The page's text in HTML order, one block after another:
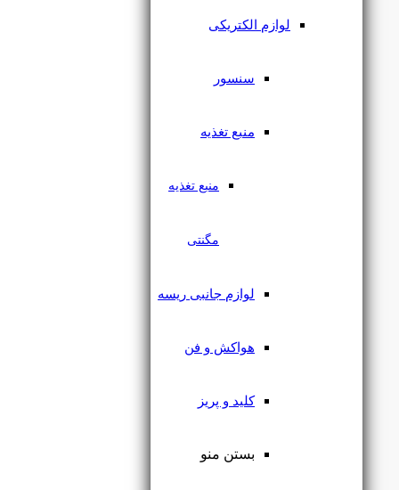
لوازم الکتریکی
سنسور
منبع تغذیه
منبع تغذیه
مگنتی
لوازم جانبی ریسه
هواکش و فن
کلید و پریز
بستن منو
در انبار موجود نمی باشد
رابط الکتریکال قابل تنظیم